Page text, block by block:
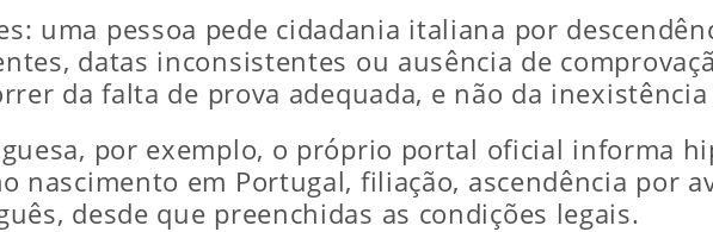
uma pessoa pede cidadania italiana por
datas inconsistentes ou ausência de
da falta de prova adequada, e não da
por exemplo, o próprio portal oficial informa
nascimento em Portugal, filiação, ascendência por
desde que preenchidas as condições legais.